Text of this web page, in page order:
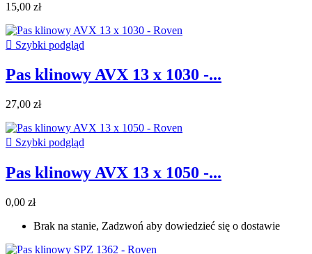
15,00 zł
 Szybki podgląd
Pas klinowy AVX 13 x 1030 -...
27,00 zł
 Szybki podgląd
Pas klinowy AVX 13 x 1050 -...
0,00 zł
Brak na stanie, Zadzwoń aby dowiedzieć się o dostawie